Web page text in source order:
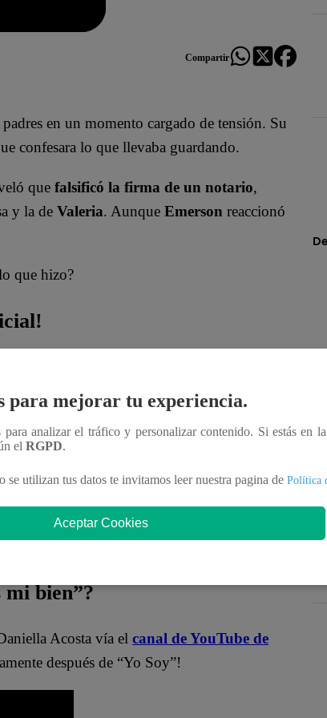
Compartir
en un momento cargado de tensión. Su
confesara lo que llevaba guardando.
que falsificó la firma de un notario,
y la de Valeria. Aunque Emerson reaccionó
que hizo?
bien”?
en nuestro canal de Youtube de
bien”?
Acosta vía el canal de YouTube de
después de “Yo Soy”!
para mejorar tu experiencia.
analizar el tráfico y personalizar contenido. Si estás en
el RGPD.
se utilizan tus datos te invitamos leer nuestra pagina de Política
Aceptar Cookies